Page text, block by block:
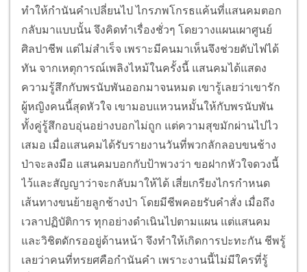
ทำให้กำนันคำเปลี่ยนไป ไกรภพโกรธแค้นที่แสนคมตอก
กลับมาแบบนั้น จึงคิดทำเรื่องชั่วๆ โดยวางแผนเผาศูนย์
ศิลปาชีพ แต่ไม่สำเร็จ เพราะมีคนมาเห็นจึงช่วยดับไฟได้
ทัน จากเหตุการณ์เพลิงไหม้ในครั้งนี้ แสนคมได้แสดง
ความรู้สึกกับพรนับพันออกมาจนหมด เขารู้เลยว่าเขารัก
ผู้หญิงคนนี้สุดหัวใจ เขามอบแหวนหมั้นให้กับพรนับพัน
ทั้งคู่รู้สึกอบอุ่นอย่างบอกไม่ถูก แต่ความสุขมักผ่านไปไว
เสมอ เมื่อแสนคมได้รับรายงานวันที่พวกลักลอบขนช้าง
ป่าจะลงมือ แสนคมบอกกับป้าพวงว่า ขอฝากหัวใจดวงนี้
ไว้และสัญญาว่าจะกลับมาให้ได้ เสี่ยเกรียงไกรกำหนด
เส้นทางขนย้ายลูกช้างป่า โดยมีชีพคอยรับคำสั่ง เมื่อถึง
เวลาปฏิบัติการ ทุกอย่างดำเนินไปตามแผน แต่แสนคม
และวิชิตดักรออยู่ด้านหน้า จึงทำให้เกิดการปะทะกัน ชีพรู้
เลยว่าคนที่ทรยศคือกำนันคำ เพราะงานนี้ไม่มีใครที่รู้